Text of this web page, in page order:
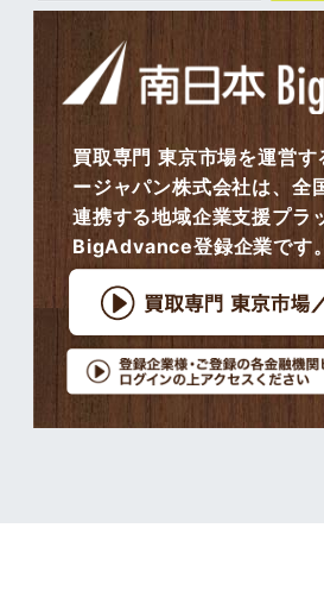
買取専門 東京市場を運営す
ージャパン株式会社は、全
連携する地域企業支援プラ
BigAdvance登録企業です。